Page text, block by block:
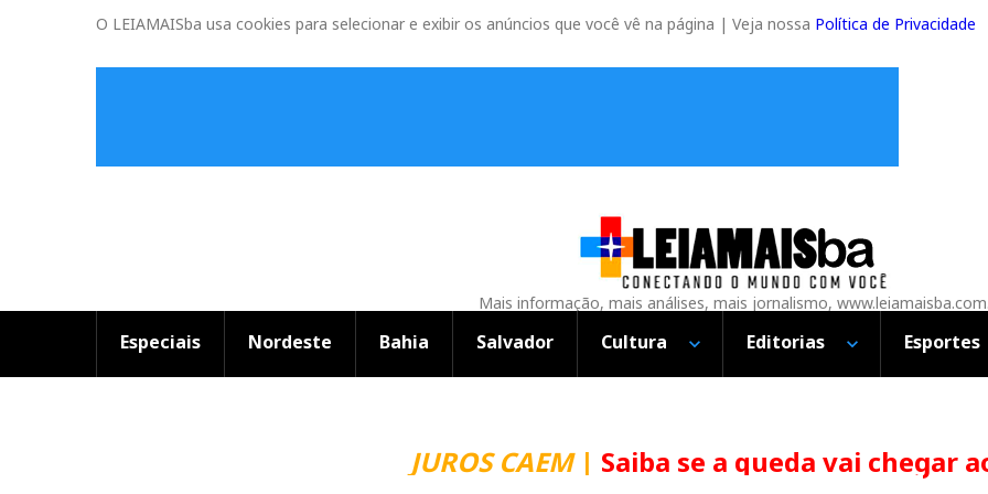
O LEIAMAISba usa cookies para selecionar e exibir os anúncios que você vê na página | Veja nossa Política de Privacidade
Mais informação, mais análises, mais jornalismo,
Especiais Nordeste Bahia Salvador Cultura Editorias Esportes
JUROS CAEM|Saiba se a queda vai chegar ao